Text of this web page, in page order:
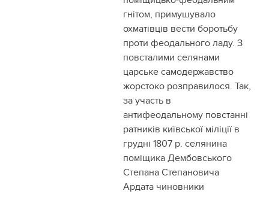
гнітом, примушувало
охматівців вести боротьбу
проти феодального ладу. З
повсталими селянами
царське самодержавство
жорстоко розправилося. Так,
за участь в
антифеодальному повстанні
ратників київської міліції в
грудні 1807 р. селянина
поміщика Дембовського
Степана Степановича
Ардата чиновники